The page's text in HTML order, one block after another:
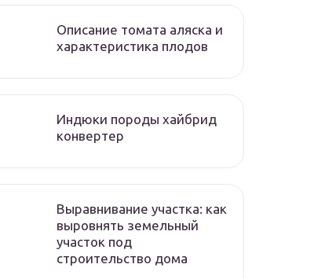
Описание томата аляска и
характеристика плодов
Индюки породы хайбрид
конвертер
Выравнивание участка: как
выровнять земельный
участок под
строительство дома